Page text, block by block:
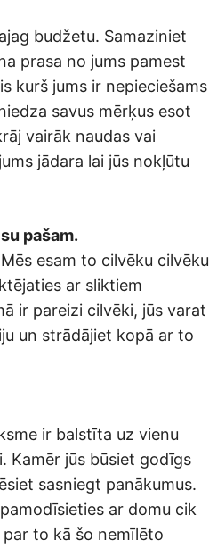
budžetu. Samaziniet
prasa no jums pamest
kurš jums ir nepieciešams
savus mērķus esot
vairāk naudas vai
jādara lai jūs nokļūtu
pašam.
esam to cilvēku cilvēku
ar sliktiem
ir pareizi cilvēki, jūs varat
un strādājiet kopā ar to
ir balstīta uz vienu
Kamēr jūs būsiet godīgs
sasniegt panākumus.
ar domu cik
par to kā šo nemīlēto